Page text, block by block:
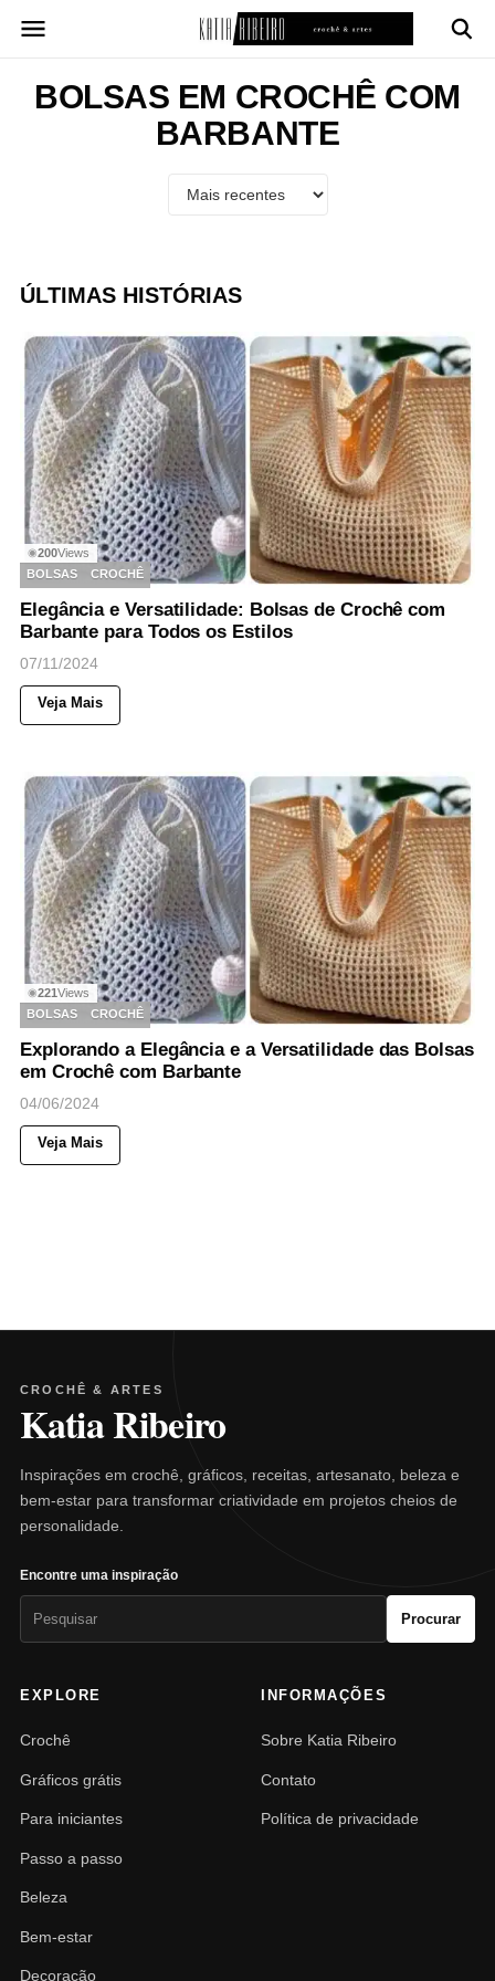
para
conteúdoBOLSAS EM CROCHÊ COM
BARBANTE
ÚLTIMAS HISTÓRIAS
◉200Views
BOLSAS
CROCHÊ
Elegância e Versatilidade: Bolsas de Crochê com
Barbante para Todos os Estilos
07/11/2024
Veja Mais
◉221Views
BOLSAS
CROCHÊ
Explorando a Elegância e a Versatilidade das Bolsas
em Crochê com Barbante
04/06/2024
Veja Mais
CROCHÊ & ARTES
Katia Ribeiro
Inspirações em crochê, gráficos, receitas, artesanato, beleza e
bem-estar para transformar criatividade em projetos cheios de
personalidade.
Encontre uma inspiração
Procurar
EXPLORE
Crochê
Gráficos grátis
Para iniciantes
Passo a passo
Beleza
Bem-estar
Decoração
INFORMAÇÕES
Sobre Katia Ribeiro
Contato
Política de privacidade